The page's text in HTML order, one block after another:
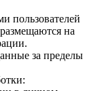
пользователей
на
за пределы